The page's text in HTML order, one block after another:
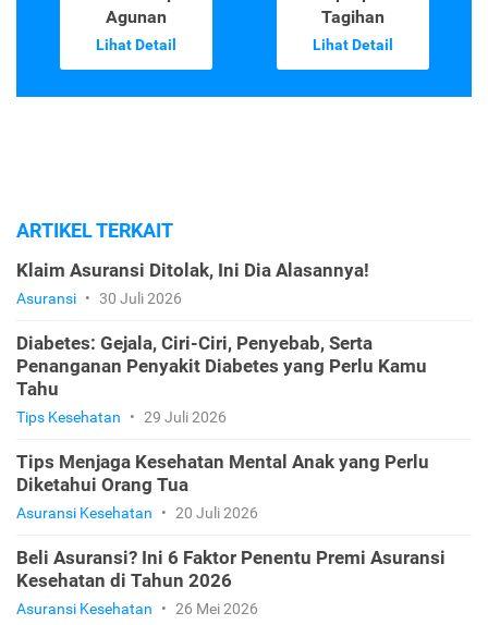
Agunan
Lihat Detail
Tagihan
Lihat Detail
ARTIKEL TERKAIT
Klaim Asuransi Ditolak, Ini Dia Alasannya!
Asuransi • 30 Juli 2026
Diabetes: Gejala, Ciri-Ciri, Penyebab, Serta
Penanganan Penyakit Diabetes yang Perlu Kamu
Tahu
Tips Kesehatan • 29 Juli 2026
Tips Menjaga Kesehatan Mental Anak yang Perlu
Diketahui Orang Tua
Asuransi Kesehatan • 20 Juli 2026
Beli Asuransi? Ini 6 Faktor Penentu Premi Asuransi
Kesehatan di Tahun 2026
Asuransi Kesehatan • 26 Mei 2026